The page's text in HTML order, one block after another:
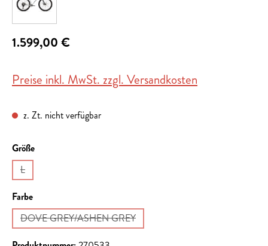
1.599,00 €
Preise inkl. MwSt. zzgl. Versandkosten
z. Zt. nicht verfügbar
Größeauswählen
L
(Diese Option ist zurzeit nicht verfügbar.)
Farbeauswählen
DOVE GREY/ASHEN GREY
(Diese Option ist zurzeit nicht verfügbar.)